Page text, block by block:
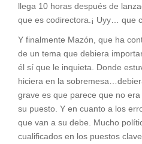
llega 10 horas después de
que es codirectora.¡ Uyy… que
Y finalmente Mazón, que ha
de un tema que debiera
él sí que le inquieta. Donde
hiciera en la
grave es que parece que no
su puesto. Y en cuanto a los
que van a su debe. Mucho
cualificados en los puestos